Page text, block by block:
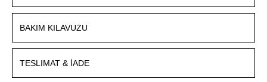
BAKIM KILAVUZU
TESLIMAT & İADE